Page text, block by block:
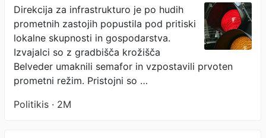
Po prometnem kolapsu in
pritiskih direkcija umaknila
semafor na Belvederju in
zaustavila gradnjo
krožišča
Direkcija za infrastrukturo je po hudih
prometnih zastojih popustila pod pritiski
lokalne skupnosti in gospodarstva.
Izvajalci so z gradbišča krožišča
Belveder umaknili semafor in vzpostavili prvoten
prometni režim. Pristojni so …
Politikis · 2M